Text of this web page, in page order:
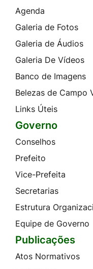
Agenda
Galeria de Fotos
Galeria de Áudios
Galeria De Vídeos
Banco de Imagens
Belezas de Campo
Links Úteis
Governo
Conselhos
Prefeito
Vice-Prefeita
Secretarias
Estrutura
Equipe de Governo
Publicações
Atos Normativos